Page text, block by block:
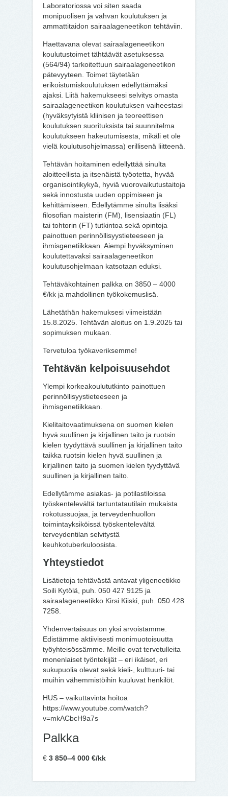
Laboratoriossa voi siten saada
monipuolisen ja vahvan koulutuksen ja
ammattitaidon sairaalageneetikon tehtäviin.
Haettavana olevat sairaalageneetikon
koulutustoimet tähtäävät asetuksessa
(564/94) tarkoitettuun sairaalageneetikon
pätevyyteen. Toimet täytetään
erikoistumiskoulutuksen edellyttämäksi
ajaksi. Liitä hakemukseesi selvitys omasta
sairaalageneetikon koulutuksen vaiheestasi
(hyväksytyistä kliinisen ja teoreettisen
koulutuksen suorituksista tai suunnitelma
koulutukseen hakeutumisesta, mikäli et ole
vielä koulutusohjelmassa) erillisenä liitteenä.
Tehtävän hoitaminen edellyttää sinulta
aloitteellista ja itsenäistä työotetta, hyvää
organisointikykyä, hyviä vuorovaikutustaitoja
sekä innostusta uuden oppimiseen ja
kehittämiseen. Edellytämme sinulta lisäksi
filosofian maisterin (FM), lisensiaatin (FL)
tai tohtorin (FT) tutkintoa sekä opintoja
painottuen perinnöllisyystieteeseen ja
ihmisgenetiikkaan. Aiempi hyväksyminen
koulutettavaksi sairaalageneetikon
koulutusohjelmaan katsotaan eduksi.
Tehtäväkohtainen palkka on 3850 – 4000
€/kk ja mahdollinen työkokemuslisä.
Lähetäthän hakemuksesi viimeistään
15.8.2025. Tehtävän aloitus on 1.9.2025 tai
sopimuksen mukaan.
Tervetuloa työkaveriksemme!
Tehtävän kelpoisuusehdot
Ylempi korkeakoulututkinto painottuen
perinnöllisyystieteeseen ja
ihmisgenetiikkaan.
Kielitaitovaatimuksena on suomen kielen
hyvä suullinen ja kirjallinen taito ja ruotsin
kielen tyydyttävä suullinen ja kirjallinen taito
taikka ruotsin kielen hyvä suullinen ja
kirjallinen taito ja suomen kielen tyydyttävä
suullinen ja kirjallinen taito.
Edellytämme asiakas- ja potilastiloissa
työskentelevältä tartuntatautilain mukaista
rokotussuojaa, ja terveydenhuollon
toimintayksiköissä työskentelevältä
terveydentilan selvitystä
keuhkotuberkuloosista.
Yhteystiedot
Lisätietoja tehtävästä antavat yligeneetikko
Soili Kytölä, puh. 050 427 9125 ja
sairaalageneetikko Kirsi Kiiski, puh. 050 428
7258.
Yhdenvertaisuus on yksi arvoistamme.
Edistämme aktiivisesti monimuotoisuutta
työyhteisössämme. Meille ovat tervetulleita
monenlaiset työntekijät – eri ikäiset, eri
sukupuolia olevat sekä kieli-, kulttuuri- tai
muihin vähemmistöihin kuuluvat henkilöt.
HUS – vaikuttavinta hoitoa
https://www.youtube.com/watch?
v=mkACbcH9a7s
Palkka
€ 3 850–4 000 €/kk